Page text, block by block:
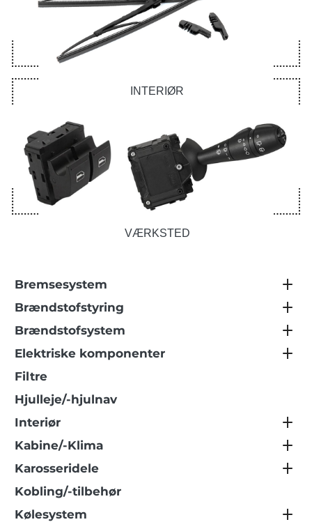
INTERIØR
VÆRKSTED
Bremsesystem
Brændstofstyring
Brændstofsystem
Elektriske komponenter
Filtre
Hjulleje/-hjulnav
Interiør
Kabine/-Klima
Karosseridele
Kobling/-tilbehør
Kølesystem